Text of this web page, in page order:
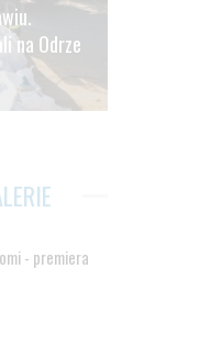
na Odrze
- premiera